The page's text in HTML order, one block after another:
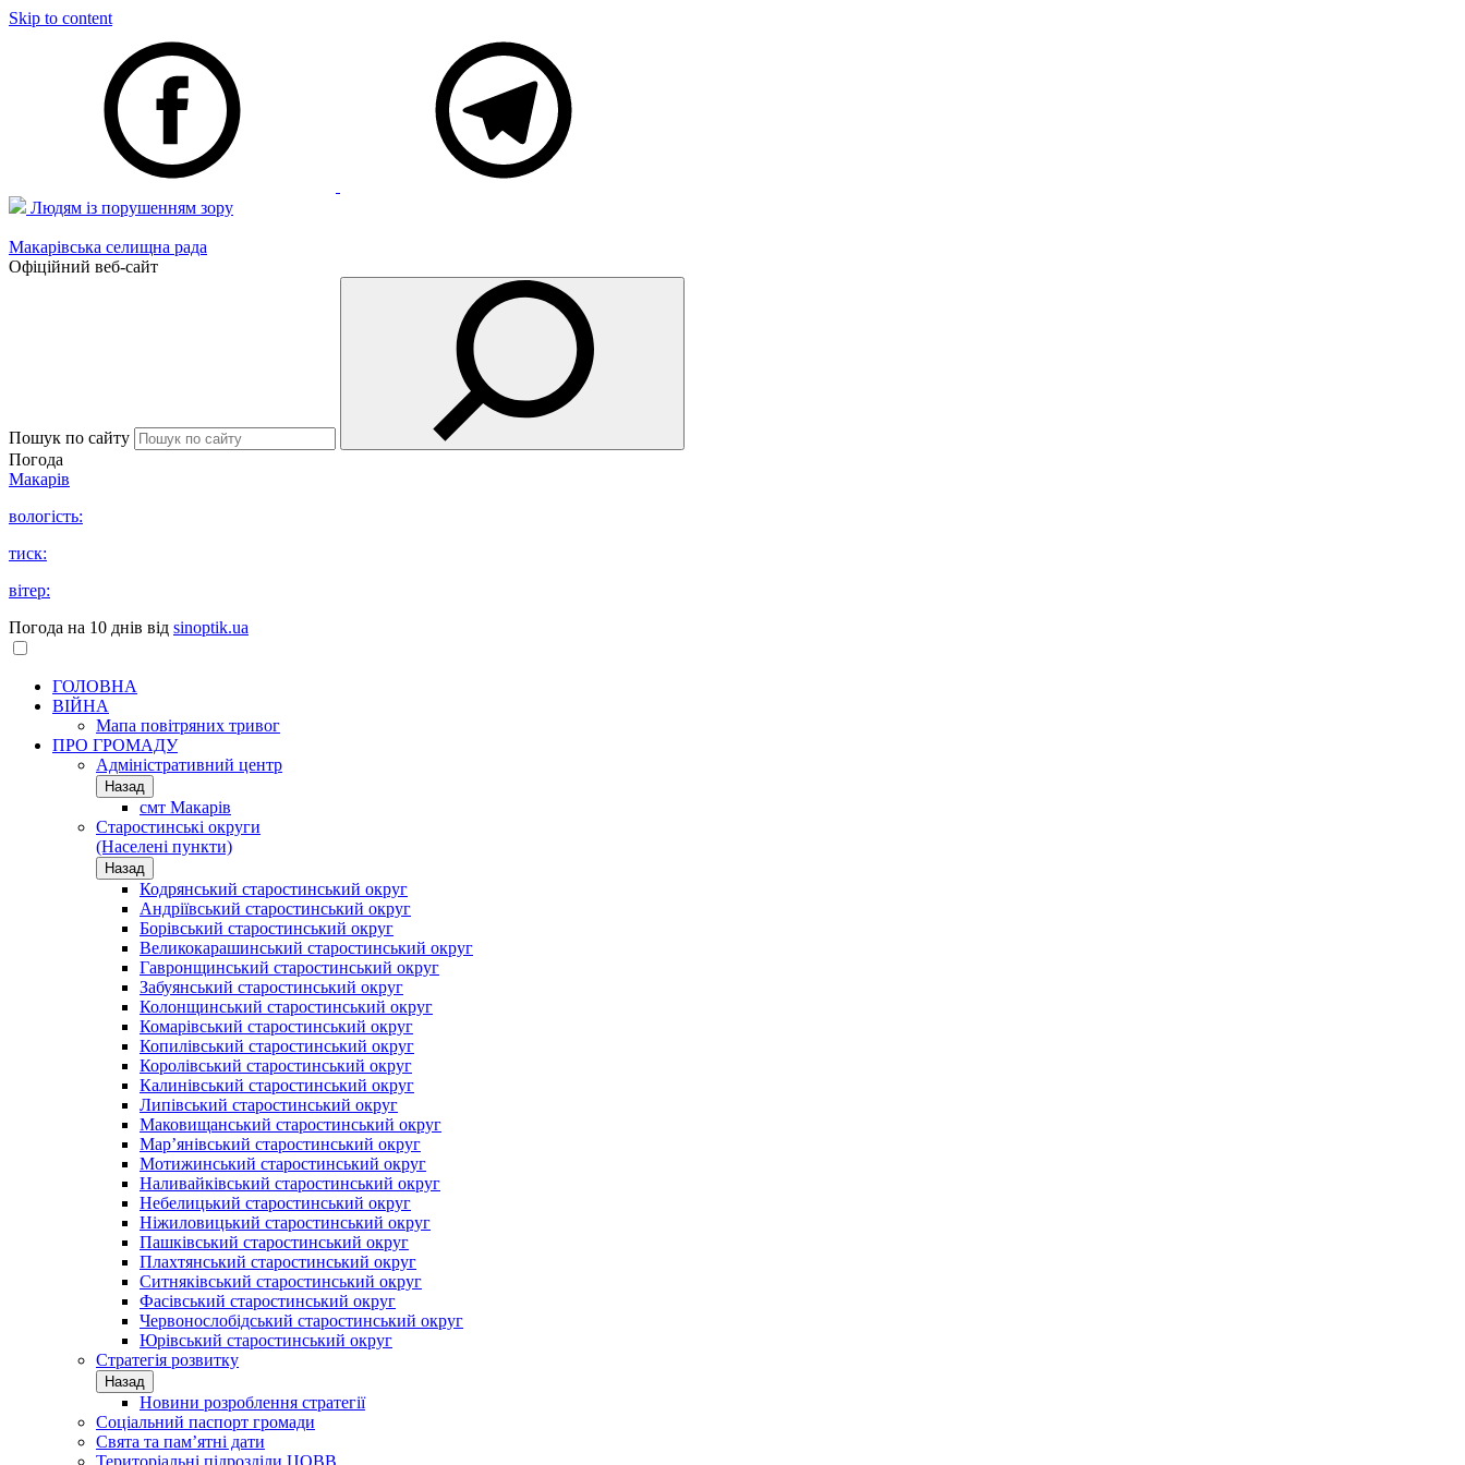
Skip to content
Людям із порушенням зору
Макарівська селищна рада
Офіційний веб-сайт
Пошук по сайту
Погода
Макарів
вологість:
тиск:
вітер:
Погода на 10 днів від sinoptik.ua
ГОЛОВНА
ВІЙНА
Мапа повітряних тривог
ПРО ГРОМАДУ
Aдміністративний центр
Назад
смт Макарів
Старостинські округи
(Населені пункти)
Назад
Кодрянський старостинський округ
Андріївський старостинський округ
Борівський старостинський округ
Великокарашинський старостинський округ
Гавронщинський старостинський округ
Забуянський старостинський округ
Колонщинський старостинський округ
Комарівський старостинський округ
Копилівський старостинський округ
Королівський старостинський округ
Калинівський старостинський округ
Липівський старостинський округ
Маковищанський старостинський округ
Мар’янівський старостинський округ
Мотижинський старостинський округ
Наливайківський старостинський округ
Небелицький старостинський округ
Ніжиловицький старостинський округ
Пашківський старостинський округ
Плахтянський старостинський округ
Ситняківський старостинський округ
Фасівський старостинський округ
Червонослобідський старостинський округ
Юрівський старостинський округ
Стратегія розвитку
Назад
Новини розроблення стратегії
Соціальний паспорт громади
Свята та пам’ятні дати
Територіальні підрозділи ЦОВВ